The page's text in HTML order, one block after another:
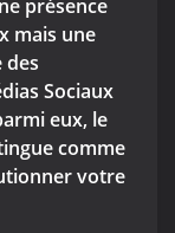
présence
mais une
des
Sociaux
eux, le
comme
votre